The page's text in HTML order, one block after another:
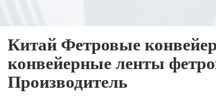
Китай Фетровые
конвейерные ленты
Производитель